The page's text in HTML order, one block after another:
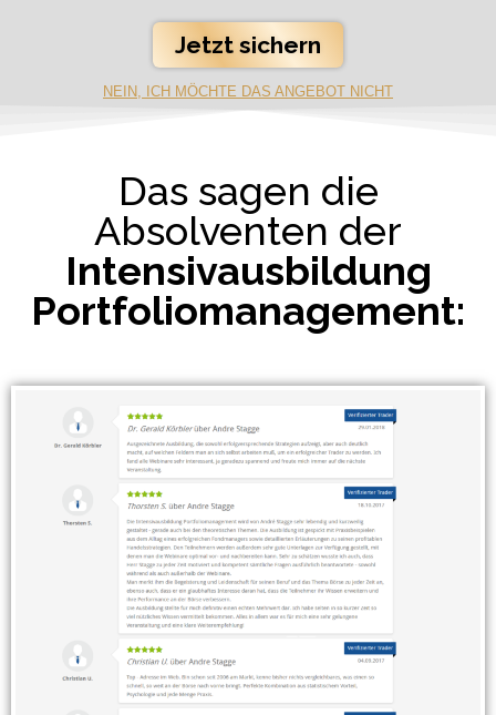
Jetzt sichern
NEIN, ICH MÖCHTE DAS ANGEBOT NICHT
Das sagen die
Absolventen der
Intensivausbildung
Portfoliomanagement: